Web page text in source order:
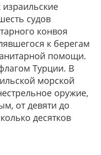
судов
конвоя
к берегам
помощи.
Турции. В
морской
оружие,
от девяти до
десятков